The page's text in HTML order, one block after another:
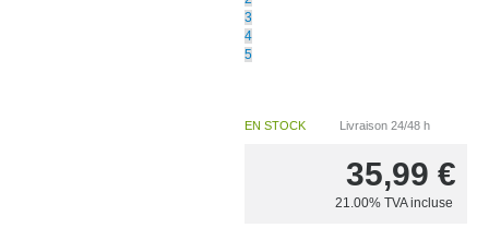
3
4
5
EN STOCK Livraison 24/48 h
35,99 €
21.00% TVA incluse